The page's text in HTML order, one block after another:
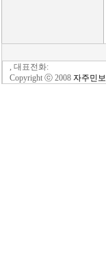
, 대표전화:
Copyright ⓒ 2008 자주민보